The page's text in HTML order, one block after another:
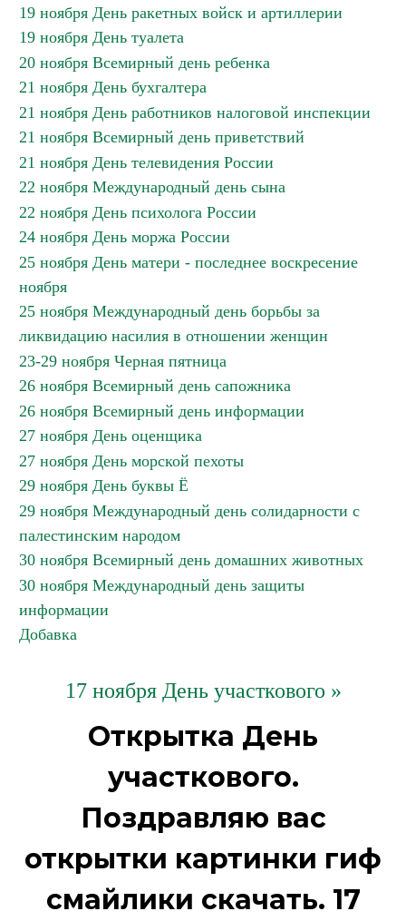
19 ноября День ракетных войск и артиллерии
19 ноября День туалета
20 ноября Всемирный день ребенка
21 ноября День бухгалтера
21 ноября День работников налоговой инспекции
21 ноября Всемирный день приветствий
21 ноября День телевидения России
22 ноября Международный день сына
22 ноября День психолога России
24 ноября День моржа России
25 ноября День матери - последнее воскресение
ноября
25 ноября Международный день борьбы за
ликвидацию насилия в отношении женщин
23-29 ноября Черная пятница
26 ноября Всемирный день сапожника
26 ноября Всемирный день информации
27 ноября День оценщика
27 ноября День морской пехоты
29 ноября День буквы Ё
29 ноября Международный день солидарности с
палестинским народом
30 ноября Всемирный день домашних животных
30 ноября Международный день защиты
информации
Добавка
17 ноября День участкового »
Открытка День
участкового.
Поздравляю вас
открытки картинки гиф
смайлики скачать. 17